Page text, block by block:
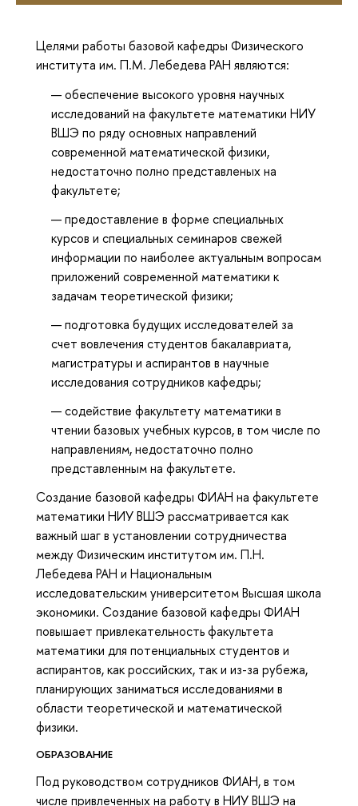
Целями работы базовой кафедры Физического
института им. П.М. Лебедева РАН являются:
обеспечение высокого уровня научных
исследований на факультете математики НИУ
ВШЭ по ряду основных направлений
современной математической физики,
недостаточно полно представленых на
факультете;
предоставление в форме специальных
курсов и специальных семинаров свежей
информации по наиболее актуальным вопросам
приложений современной математики к
задачам теоретической физики;
подготовка будущих исследователей за
счет вовлечения студентов бакалавриата,
магистратуры и аспирантов в научные
исследования сотрудников кафедры;
содействие факультету математики в
чтении базовых учебных курсов, в том числе по
направлениям, недостаточно полно
представленным на факультете.
Создание базовой кафедры ФИАН на факультете
математики НИУ ВШЭ рассматривается как
важный шаг в установлении сотрудничества
между Физическим институтом им. П.Н.
Лебедева РАН и Национальным
исследовательским университетом Высшая школа
экономики. Создание базовой кафедры ФИАН
повышает привлекательность факультета
математики для потенциальных студентов и
аспирантов, как российских, так и из-за рубежа,
планирующих заниматься исследованиями в
области теоретической и математической
физики.
ОБРАЗОВАНИЕ
Под руководством сотрудников ФИАН, в том
числе привлеченных на работу в НИУ ВШЭ на